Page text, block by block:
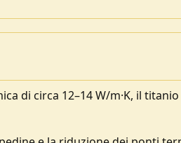
di circa 12–14 W/m·K, il